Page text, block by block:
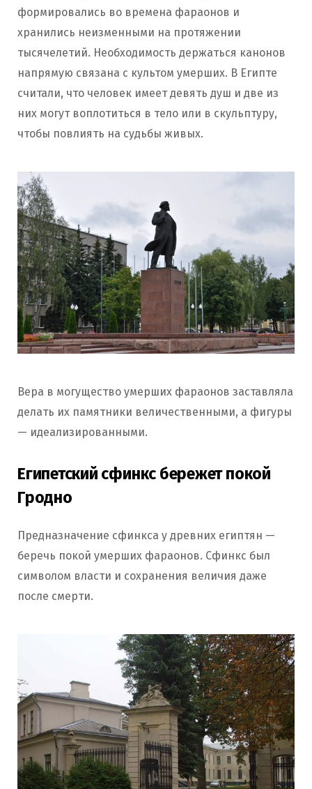
формировались во времена фараонов и
хранились неизменными на протяжении
тысячелетий. Необходимость держаться канонов
напрямую связана с культом умерших. В Египте
считали, что человек имеет девять душ и две из
них могут воплотиться в тело или в скульптуру,
чтобы повлиять на судьбы живых.
Вера в могущество умерших фараонов заставляла
делать их памятники величественными, а фигуры
— идеализированными.
Египетский сфинкс бережет покой
Гродно
Предназначение сфинкса у древних египтян —
беречь покой умерших фараонов. Сфинкс был
символом власти и сохранения величия даже
после смерти.